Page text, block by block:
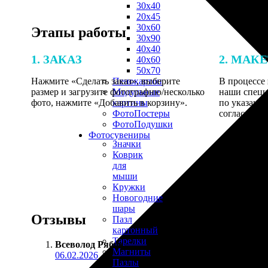
30х40
20х45
30х60
30х90
40х40
40х60
50х70
Пенокартон
Модульные
картины
ФотоПостеры
ФотоПодушки
Фотоcувениры
Значки
Коврик
для
мыши
Кружки
Новогодние
шары
Пазл
картонный
Тарелки
Магниты
Пазлы
Этапы работы
1. ЗАКАЗ
Нажмите «Сделать заказ», выберите
размер и загрузите фотографию/несколько
фото, нажмите «Добавить в корзину».
2.
В процессе
наши
по
Отзывы
Всеволод Рябов :
06.02.2026